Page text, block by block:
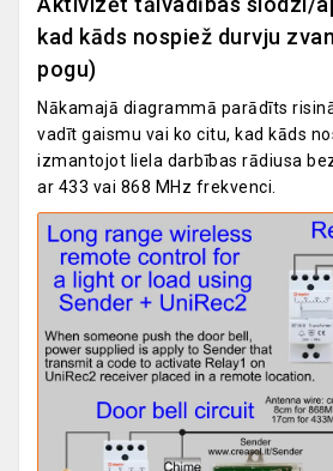
kad kāds nospiež durvju
pogu)
Nākamajā diagrammā parādīts
vadīt gaismu vai ko citu, kad kāds
izmantojot liela darbības rādiusa
ar 433 vai 868 MHz frekvenci.